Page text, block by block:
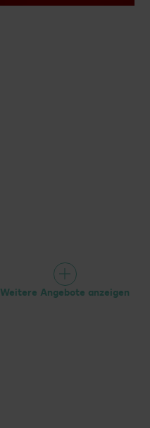
Weitere Angebote anzeigen